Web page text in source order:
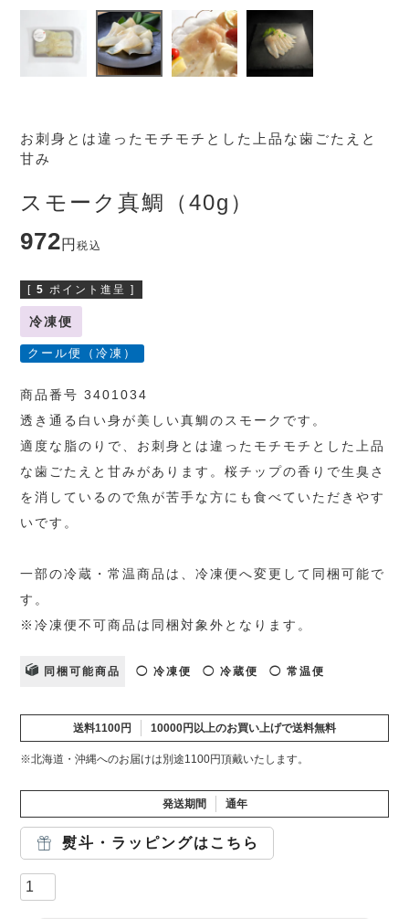
お刺身とは違ったモチモチとした上品な歯ごたえと
甘み
スモーク真鯛（40g）
972 税込
[ 5 ポイント進呈 ]
冷凍便
クール便（冷凍）
商品番号 3401034
透き通る白い身が美しい真鯛のスモークです。
適度な脂のりで、お刺身とは違ったモチモチとした上品
な歯ごたえと甘みがあります。桜チップの香りで生臭さ
を消しているので魚が苦手な方にも食べていただきやす
いです。
一部の冷蔵・常温商品は、冷凍便へ変更して同梱可能で
す。
※冷凍便不可商品は同梱対象外となります。
同梱可能商品 ◯ 冷凍便 ◯ 冷蔵便 ◯ 常温便
送料1100円 10000円以上のお買い上げで送料無料
※北海道・沖縄へのお届けは別途1100円頂戴いたします。
発送期間 通年
熨斗・ラッピングはこちら